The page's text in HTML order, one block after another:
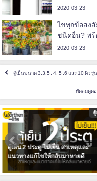
2020-03-23
ไขทุกข้อสงสั
ชนิดอื่น? พร้
2020-03-23
ตู้เย็นขนาด 3,3.5 , 4, 5 ,6 และ 10 คิว รุ่
พัดลมดูดอ
ย็น
มีผ้านวมผืนใหญ่ เลือกเครื่อง
อย่างไร ให้ซักได้อย่างสะอา
ฟิน!